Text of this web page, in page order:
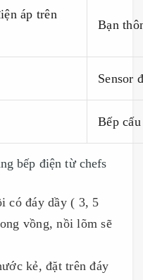
áp trên
Bạn
Sensor
Bếp
bếp điện từ chefs
có đáy dầy ( 3, 5
vồng, nồi lõm sẽ
kẻ, đặt trên đáy